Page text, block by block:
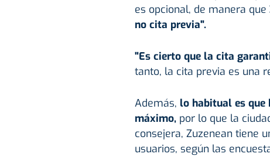
es opcional, de manera que
no cita previa".
"Es cierto que la cita
tanto, la cita previa es una
Además, lo habitual es que
máximo,por lo que la
consejera, Zuzenean tiene
usuarios, según las